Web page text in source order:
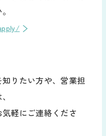
りたい方や、営業担
軽にご連絡くださ